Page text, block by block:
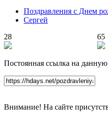
Поздравления с Днем
Сергей
28
65
Постоянная ссылка на
Внимание! На сайте